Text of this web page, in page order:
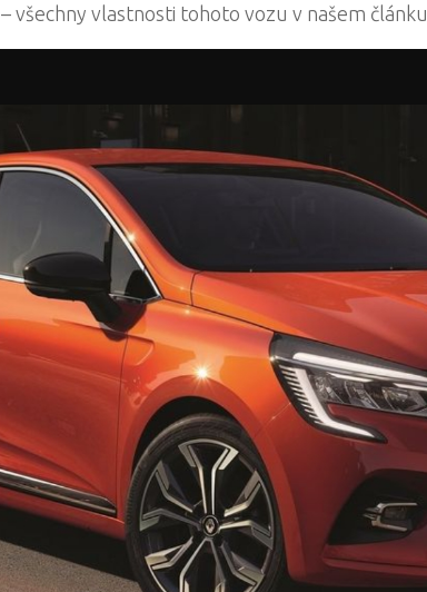
– všechny vlastnosti tohoto vozu v našem článku.